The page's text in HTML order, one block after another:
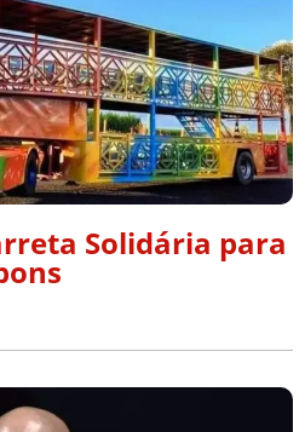
Solidária para